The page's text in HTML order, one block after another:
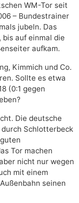
WM-Tor seit
– Bundestrainer
jubeln. Das
bis auf einmal die
aufkam.
Kimmich und Co.
Sollte es etwa
(0:1 gegen
Die deutsche
Schlotterbeck
Tor machen
nicht nur wegen
mit einem
seinen